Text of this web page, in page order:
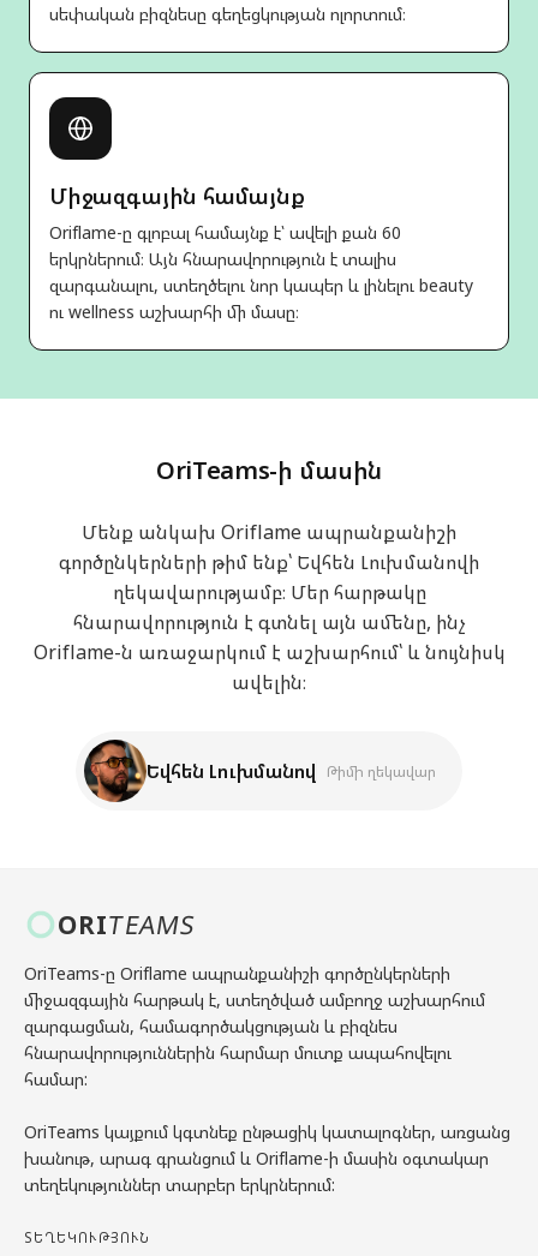
սեփական բիզնեսը գեղեցկության ոլորտում։
Միջազգային համայնք
Oriflame-ը գլոբալ համայնք է՝ ավելի քան 60
երկրներում։ Այն հնարավորություն է տալիս
զարգանալու, ստեղծելու նոր կապեր և լինելու beauty
ու wellness աշխարհի մի մասը։
OriTeams-ի մասին
Մենք անկախ Oriflame ապրանքանիշի
գործընկերների թիմ ենք՝ Եվհեն Լուխմանովի
ղեկավարությամբ։ Մեր հարթակը
հնարավորություն է գտնել այն ամենը, ինչ
Oriflame-ն առաջարկում է աշխարհում՝ և նույնիսկ
ավելին։
Եվհեն Լուխմանով Թիմի ղեկավար
ORITEAMS
OriTeams-ը Oriflame ապրանքանիշի գործընկերների
միջազգային հարթակ է, ստեղծված ամբողջ աշխարհում
զարգացման, համագործակցության և բիզնես
հնարավորություններին հարմար մուտք ապահովելու
համար:
OriTeams կայքում կգտնեք ընթացիկ կատալոգներ, առցանց
խանութ, արագ գրանցում և Oriflame-ի մասին օգտակար
տեղեկություններ տարբեր երկրներում:
ՏԵՂԵԿՈՒԹՅՈՒՆ